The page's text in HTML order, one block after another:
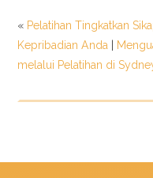
« Pelatihan Tingkatkan
Kepribadian Anda
melalui Pelatihan di